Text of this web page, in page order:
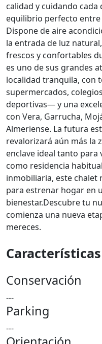
calidad y cuidando
equilibrio perfecto
Dispone de aire
la entrada de luz
frescos y confortables
es uno de sus grandes
localidad tranquila, con
supermercados,
deportivas— y una
con Vera, Garrucha,
Almeriense. La futura
revalorizará aún más la
enclave ideal tanto para
como residencia
inmobiliaria, este
para estrenar hogar en
bienestar.Descubre tu
comienza una nueva
mereces.
Características
Conservación
---
Parking
---